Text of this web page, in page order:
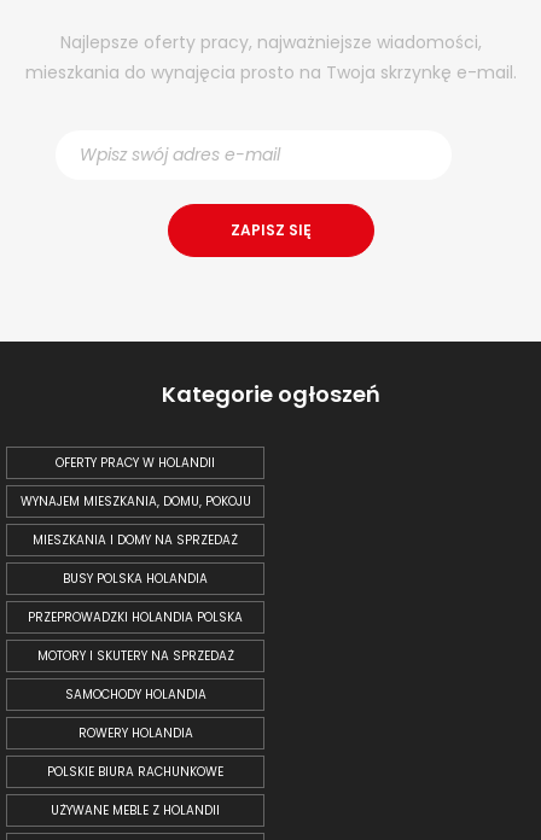
Najlepsze oferty pracy, najważniejsze wiadomości,
mieszkania do wynajęcia prosto na Twoja skrzynkę e-mail.
Kategorie ogłoszeń
OFERTY PRACY W HOLANDII
WYNAJEM MIESZKANIA, DOMU, POKOJU
MIESZKANIA I DOMY NA SPRZEDAŻ
BUSY POLSKA HOLANDIA
PRZEPROWADZKI HOLANDIA POLSKA
MOTORY I SKUTERY NA SPRZEDAŻ
SAMOCHODY HOLANDIA
ROWERY HOLANDIA
POLSKIE BIURA RACHUNKOWE
UŻYWANE MEBLE Z HOLANDII